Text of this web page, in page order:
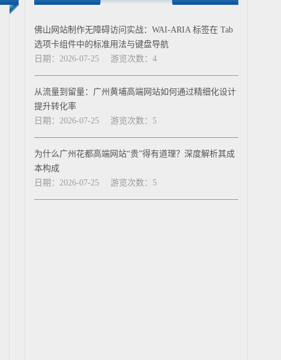
佛山网站制作无障碍访问实战：WAI-ARIA 标签在 Tab
选项卡组件中的标准用法与键盘导航
日期：2026-07-25
游览次数：4
从流量到留量：广州黄埔高端网站如何通过精细化设计
提升转化率
日期：2026-07-25
游览次数：5
为什么广州花都高端网站“贵”得有道理？深度解析其成
本构成
日期：2026-07-25
游览次数：5